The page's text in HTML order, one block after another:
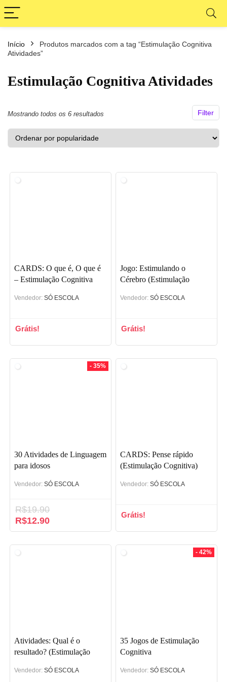
Início
Produtos marcados com a tag “Estimulação Cognitiva
Atividades”
Estimulação Cognitiva Atividades
Filter
Mostrando todos os 6 resultados
por
CARDS: O que é, O que é
– Estimulação Cognitiva
Vendedor: SÓ ESCOLA
Grátis!
Jogo: Estimulando o
Cérebro (Estimulação
Vendedor: SÓ ESCOLA
Grátis!
- 35%
30 Atividades de Linguagem
para idosos
Vendedor: SÓ ESCOLA
R$19.90
O
preço
R$12.90O
preço
CARDS: Pense rápido
(Estimulação Cognitiva)
Vendedor: SÓ ESCOLA
Grátis!
Atividades: Qual é o
resultado? (Estimulação
Vendedor: SÓ ESCOLA
- 42%
35 Jogos de Estimulação
Cognitiva
Vendedor: SÓ ESCOLA